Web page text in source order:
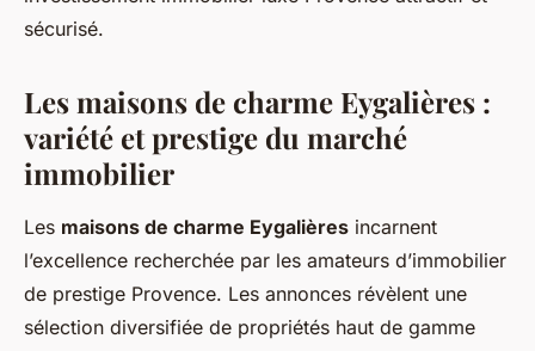
sécurisé.
Les maisons de charme Eygalières :
variété et prestige du marché
immobilier
Les maisons de charme Eygalières incarnent
l’excellence recherchée par les amateurs d’immobilier
de prestige Provence. Les annonces révèlent une
sélection diversifiée de propriétés haut de gamme